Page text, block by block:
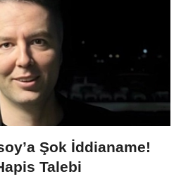
Şok İddianame!
Talebi